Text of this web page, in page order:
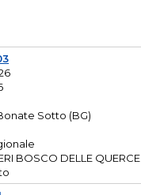
Sotto (BG)
BOSCO DELLE QUERCE